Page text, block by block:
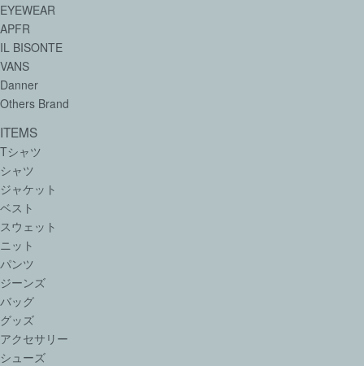
EYEWEAR
APFR
IL BISONTE
VANS
Danner
Others Brand
ITEMS
Tシャツ
シャツ
ジャケット
ベスト
スウェット
ニット
パンツ
ジーンズ
バッグ
グッズ
アクセサリー
シューズ